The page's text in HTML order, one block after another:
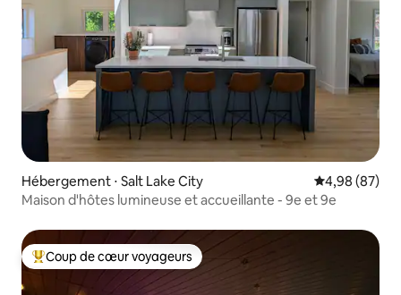
Hébergement ⋅ Salt Lake City Évaluation
4,98 (87)
Maison d'hôtes lumineuse et accueillante - 9e et 9e
Coups de cœur voyageurs les plus appréciés
Coup de cœur voyageurs